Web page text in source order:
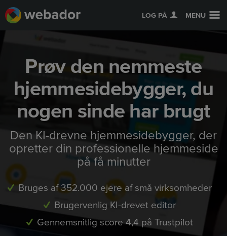
LOG PÅ MENU
Prøv den nemmeste
hjemmesidebygger, du
nogen sinde har brugt
Den KI-drevne hjemmesidebygger, der
opretter din professionelle hjemmeside
på få minutter
Bruges af 352.000 ejere af små virksomheder
Brugervenlig KI-drevet editor
Gennemsnitlig score 4,4 på Trustpilot